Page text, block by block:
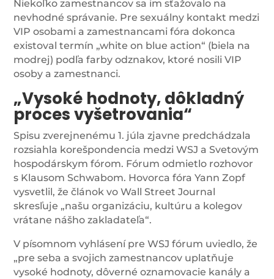
Niekoľko zamestnancov sa im sťažovalo na
nevhodné správanie. Pre sexuálny kontakt medzi
VIP osobami a zamestnancami fóra dokonca
existoval termín „white on blue action“ (biela na
modrej) podľa farby odznakov, ktoré nosili VIP
osoby a zamestnanci.
„Vysoké hodnoty, dôkladný
proces vyšetrovania“
Spisu zverejnenému 1. júla zjavne predchádzala
rozsiahla korešpondencia medzi WSJ a Svetovým
hospodárskym fórom. Fórum odmietlo rozhovor
s Klausom Schwabom. Hovorca fóra Yann Zopf
vysvetlil, že článok vo Wall Street Journal
skresľuje „našu organizáciu, kultúru a kolegov
vrátane nášho zakladateľa“.
V písomnom vyhlásení pre WSJ fórum uviedlo, že
„pre seba a svojich zamestnancov uplatňuje
vysoké hodnoty, dôverné oznamovacie kanály a